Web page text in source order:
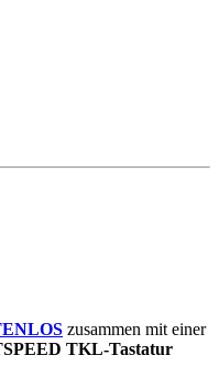
zusammen mit einer
TKL-Tastatur